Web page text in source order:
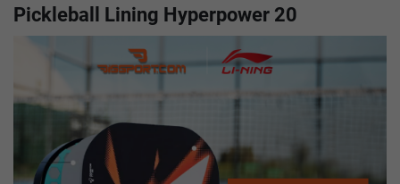
Pickleball Lining Hyperpower 20